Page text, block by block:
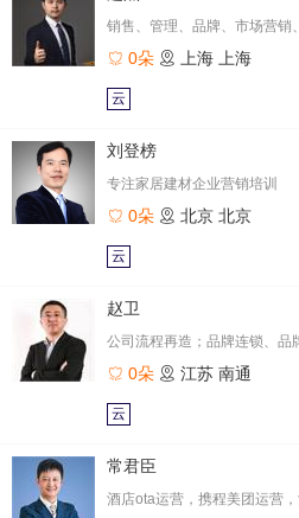
销售、管理、品牌、市场营销、
0朵 上海 上海
云
刘登榜
专注家居建材企业营销培训
0朵 北京 北京
云
赵卫
0朵 江苏 南通
云
常君臣